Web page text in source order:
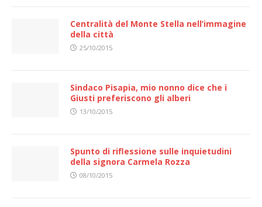
Centralità del Monte Stella nell’immagine
della città
25/10/2015
Sindaco Pisapia, mio nonno dice che i
Giusti preferiscono gli alberi
13/10/2015
Spunto di riflessione sulle inquietudini
della signora Carmela Rozza
08/10/2015